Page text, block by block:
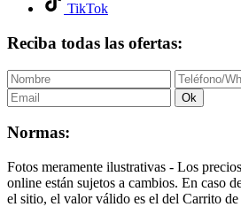
TikTok
Reciba todas las ofertas:
Ok
Normas:
Fotos meramente ilustrativas - Los
online están sujetos a cambios. En caso
el sitio, el valor válido es el del Carrito de